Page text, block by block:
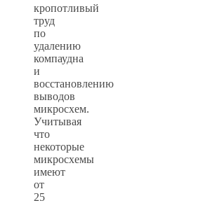
кропотливый
труд
по
удалению
компаудна
и
восстановлению
выводов
микросхем.
Учитывая
что
некоторые
микросхемы
имеют
от
25